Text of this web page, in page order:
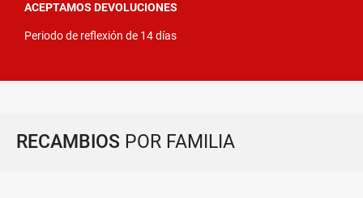
ACEPTAMOS DEVOLUCIONES
Periodo de reflexión de 14 días
RECAMBIOS POR FAMILIA